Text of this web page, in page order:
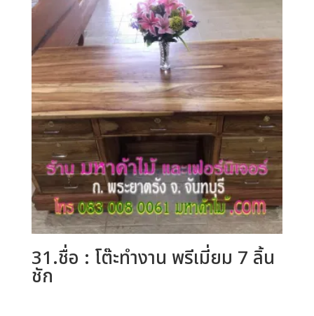
31.ชื่อ : โต๊ะทำงาน พรีเมี่ยม 7 ลิ้น
ชัก